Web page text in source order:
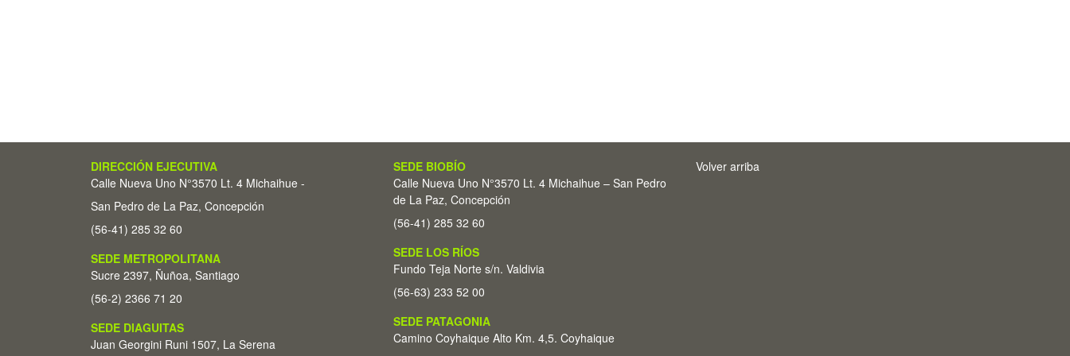
DIRECCIÓN EJECUTIVA
Calle Nueva Uno N°3570 Lt. 4 Michaihue -
San Pedro de La Paz, Concepción
(56-41) 285 32 60
SEDE METROPOLITANA
Sucre 2397, Ñuñoa, Santiago
(56-2) 2366 71 20
SEDE DIAGUITAS
Juan Georgini Runi 1507, La Serena
SEDE BIOBÍO
Calle Nueva Uno N°3570 Lt. 4 Michaihue – San Pedro
de La Paz, Concepción
(56-41) 285 32 60
SEDE LOS RÍOS
Fundo Teja Norte s/n. Valdivia
(56-63) 233 52 00
SEDE PATAGONIA
Camino Coyhaique Alto Km. 4,5. Coyhaique
Volver arriba